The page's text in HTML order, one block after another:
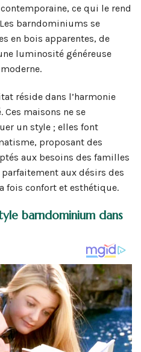
ce qui le rend
barndominiums se
en bois apparentes, de
luminosité généreuse
réside dans l’harmonie
maisons ne se
un style ; elles font
proposant des
aux besoins des familles
aux désirs des
fois confort et esthétique.
barndominium dans